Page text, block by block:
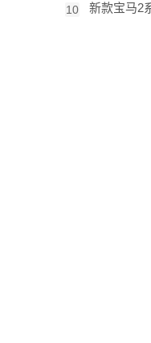
10 新款宝马2